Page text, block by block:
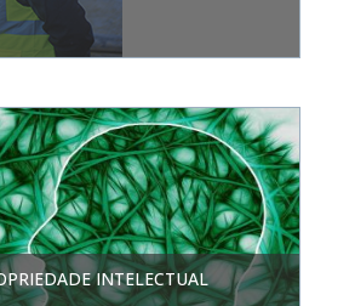
INTELECTUAL